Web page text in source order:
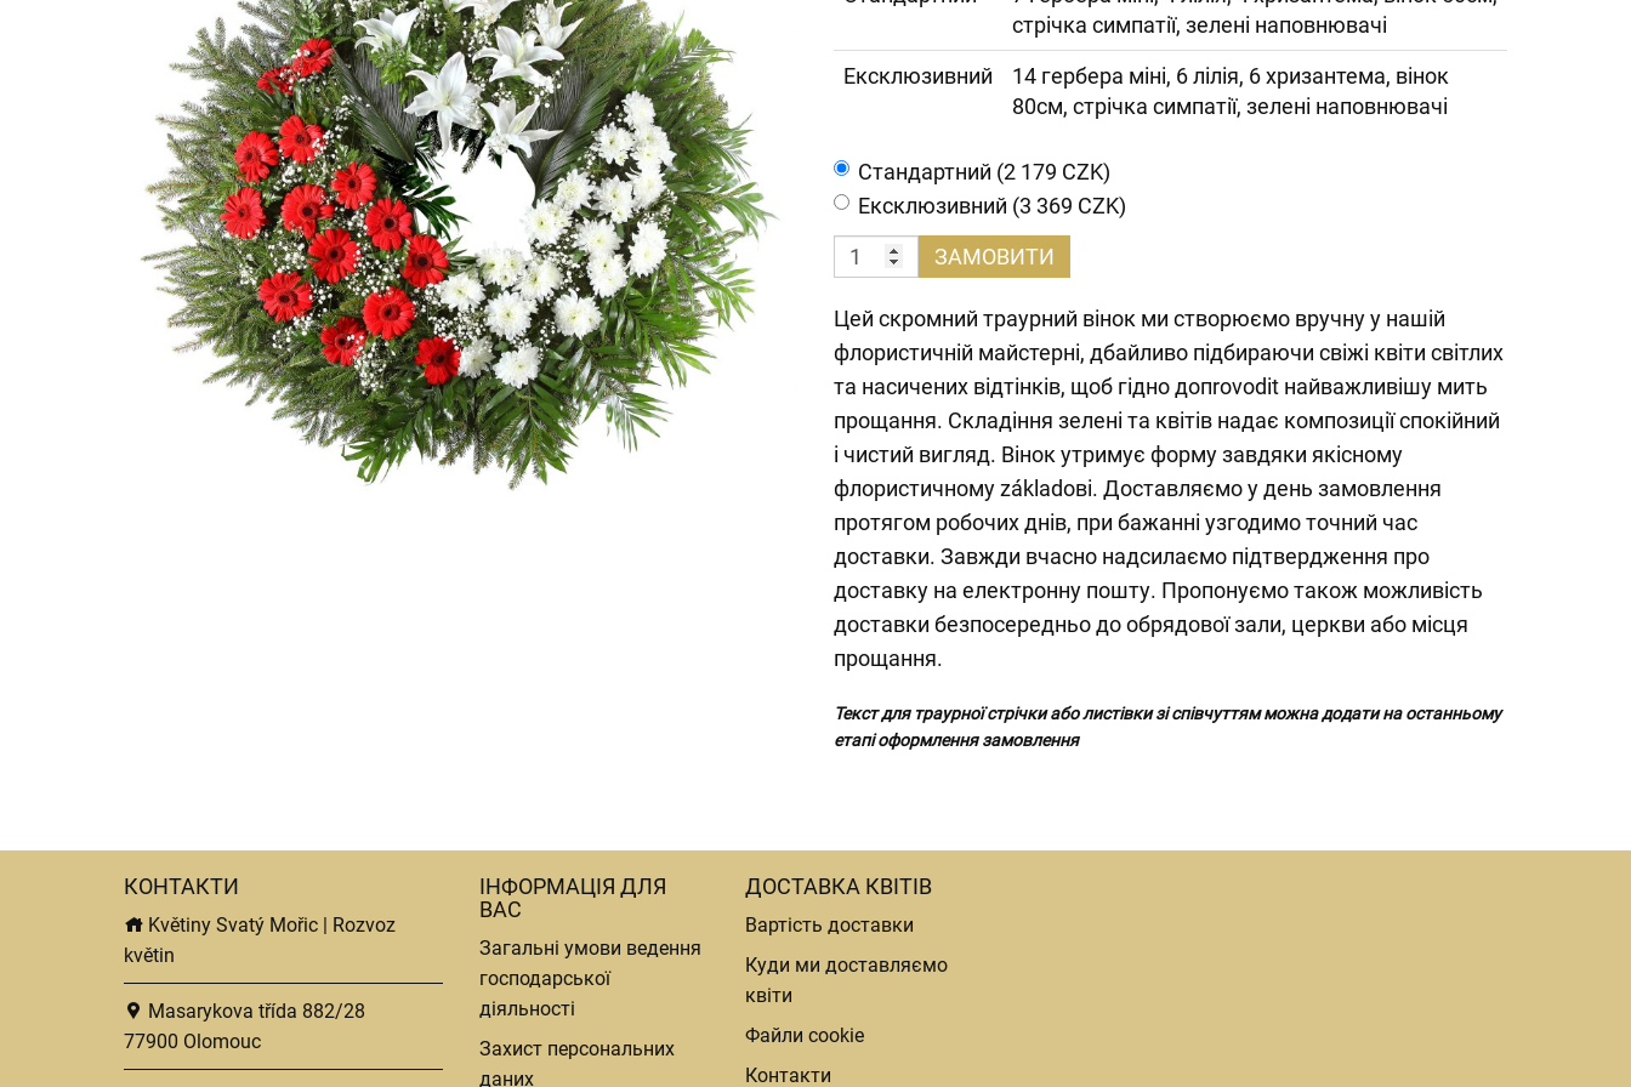
стрічка симпатії, зелені наповнювачі
Ексклюзивний
14 гербера міні, 6 лілія, 6 хризантема, вінок
80см, стрічка симпатії, зелені наповнювачі
Cтандартний (2 179 CZK)
Ексклюзивний (3 369 CZK)
ЗАМОВИТИ
Цей скромний траурний вінок ми створюємо вручну у нашій
флористичній майстерні, дбайливо підбираючи свіжі квіти світлих
та насичених відтінків, щоб гідно допrovodit найважливішу мить
прощання. Складіння зелені та квітів надає композиції спокійний
і чистий вигляд. Вінок утримує форму завдяки якісному
флористичному základові. Доставляємо у день замовлення
протягом робочих днів, при бажанні узгодимо точний час
доставки. Завжди вчасно надсилаємо підтвердження про
доставку на електронну пошту. Пропонуємо також можливість
доставки безпосередньо до обрядової зали, церкви або місця
прощання.
Текст для траурної стрічки або листівки зі співчуттям можна додати на останньому
етапі оформлення замовлення
КОНТАКТИ
Květiny Svatý Mořic | Rozvoz
květin
Masarykova třída 882/28
77900 Olomouc
ІНФОРМАЦІЯ ДЛЯ
ВАС
Загальні умови ведення
господарської
діяльності
Захист персональних
даних
ДОСТАВКА КВІТІВ
Вартість доставки
Куди ми доставляємо
квіти
Файли cookie
Контакти